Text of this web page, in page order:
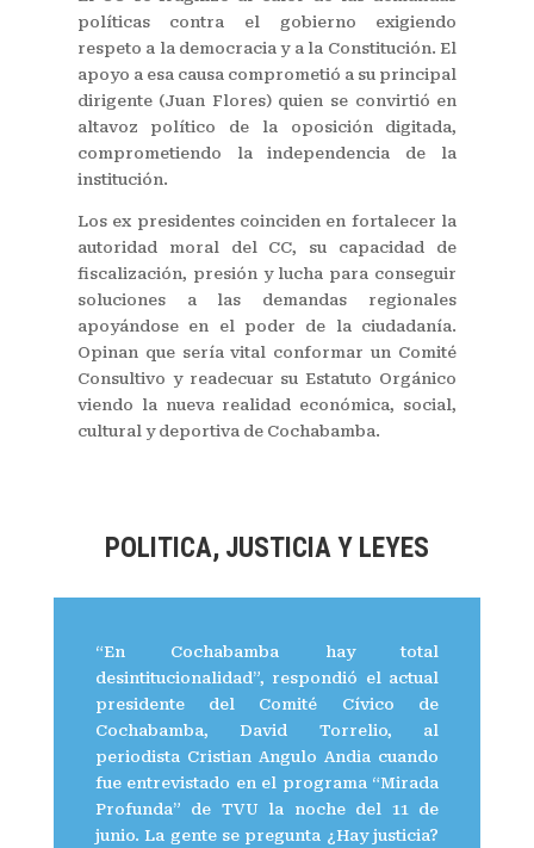
políticas contra el gobierno exigiendo
respeto a la democracia y a la Constitución. El
apoyo a esa causa comprometió a su principal
dirigente (Juan Flores) quien se convirtió en
altavoz político de la oposición digitada,
comprometiendo la independencia de la
institución.
Los ex presidentes coinciden en fortalecer la
autoridad moral del CC, su capacidad de
fiscalización, presión y lucha para conseguir
soluciones a las demandas regionales
apoyándose en el poder de la ciudadanía.
Opinan que sería vital conformar un Comité
Consultivo y readecuar su Estatuto Orgánico
viendo la nueva realidad económica, social,
cultural y deportiva de Cochabamba.
POLITICA, JUSTICIA Y LEYES
“En Cochabamba hay total
desintitucionalidad”, respondió el actual
presidente del Comité Cívico de
Cochabamba, David Torrelio, al
periodista Cristian Angulo Andia cuando
fue entrevistado en el programa “Mirada
Profunda” de TVU la noche del 11 de
junio. La gente se pregunta ¿Hay justicia?